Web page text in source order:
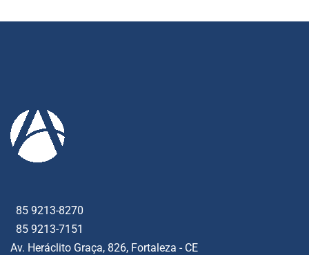
85 9213-8270
85 9213-7151
Av. Heráclito Graça, 826, Fortaleza - CE